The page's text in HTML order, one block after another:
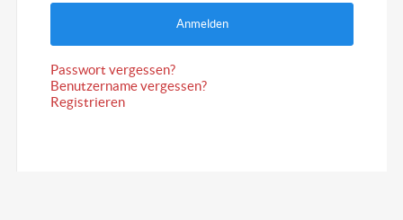
Anmelden
Passwort vergessen?
Benutzername vergessen?
Registrieren